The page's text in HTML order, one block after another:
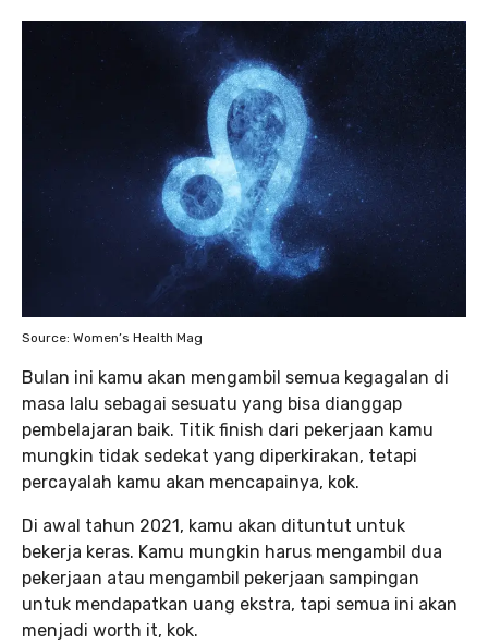
Source: Women’s Health Mag
Bulan ini kamu akan mengambil semua kegagalan di
masa lalu sebagai sesuatu yang bisa dianggap
pembelajaran baik. Titik finish dari pekerjaan kamu
mungkin tidak sedekat yang diperkirakan, tetapi
percayalah kamu akan mencapainya, kok.
Di awal tahun 2021, kamu akan dituntut untuk
bekerja keras. Kamu mungkin harus mengambil dua
pekerjaan atau mengambil pekerjaan sampingan
untuk mendapatkan uang ekstra, tapi semua ini akan
menjadi worth it, kok.